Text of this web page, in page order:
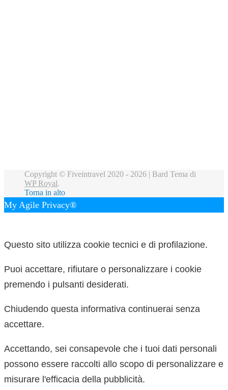
Copyright © Fiveintravel 2020 - 2026 | Bard Tema di
WP Royal.
Torna in alto
My Agile Privacy®
Questo sito utilizza cookie tecnici e di profilazione.
Puoi accettare, rifiutare o personalizzare i cookie
premendo i pulsanti desiderati.
Chiudendo questa informativa continuerai senza
accettare.
Accettando, sei consapevole che i tuoi dati personali
possono essere raccolti allo scopo di personalizzare e
misurare l'efficacia della pubblicità.